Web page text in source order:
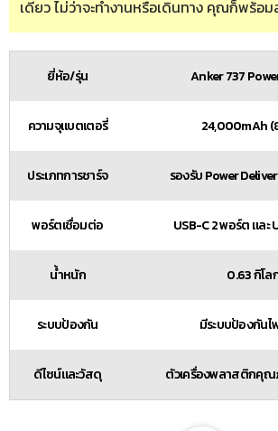
เดียว ไม่ว่าจะทำงานหรือเดินทาง คุณก็พร้
ยี่ห้อ/รุ่น Anker 737
ความจุแบตเตอรี่ 24,000mAh
ประเภทการชาร์จ รองรับ Power
พอร์ตเชื่อมต่อ USB-C 2 พอร์ต และ
น้ำหนัก 0.63 กิโล
ระบบป้องกัน มีระบบป้องกันไ
ดีไซน์และวัสดุ ตัวเครื่องพลาสติกคุณ